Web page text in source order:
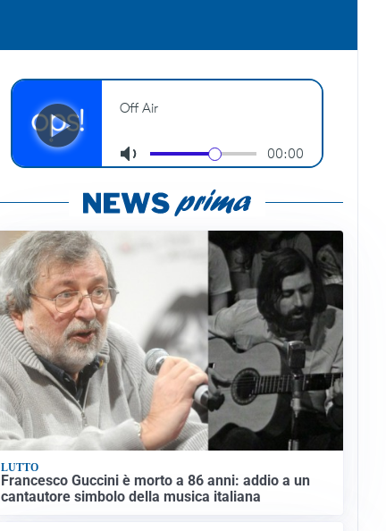
LUTTO
Francesco Guccini è morto a 86 anni: addio a un
cantautore simbolo della musica italiana